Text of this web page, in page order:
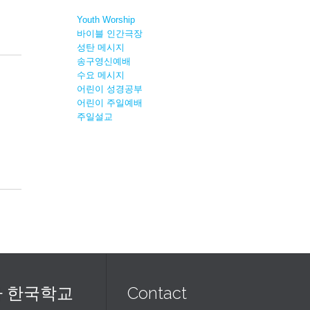
Youth Worship
바이블 인간극장
성탄 메시지
송구영신예배
수요 메시지
어린이 성경공부
어린이 주일예배
주일설교
한국학교 Contact